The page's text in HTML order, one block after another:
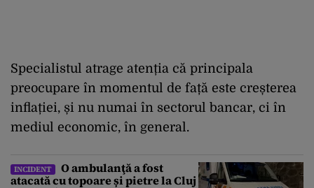
Specialistul atrage atenția că principala
preocupare în momentul de față este creșterea
inflației, și nu numai în sectorul bancar, ci în
mediul economic, în general.
INCIDENT
O ambulanţă a fost
atacată cu topoare și pietre la Cluj